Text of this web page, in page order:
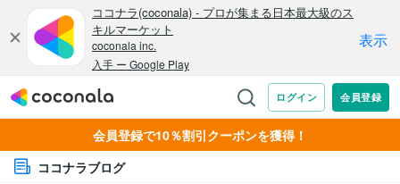
会員登録で10％割引クーポンを獲得！
ココナラブログ